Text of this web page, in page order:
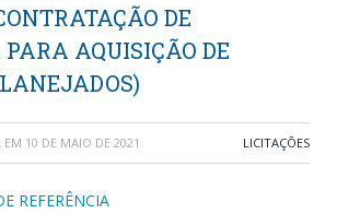
DE
AQUISIÇÃO DE
EM 10 DE MAIO DE 2021 LICITAÇÕES
REFERÊNCIA